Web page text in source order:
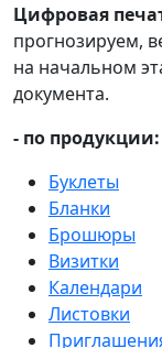
Цифровая
прогнозируем,
на начальном
документа.
- по продукции:
Буклеты
Бланки
Брошюры
Визитки
Календари
Листовки